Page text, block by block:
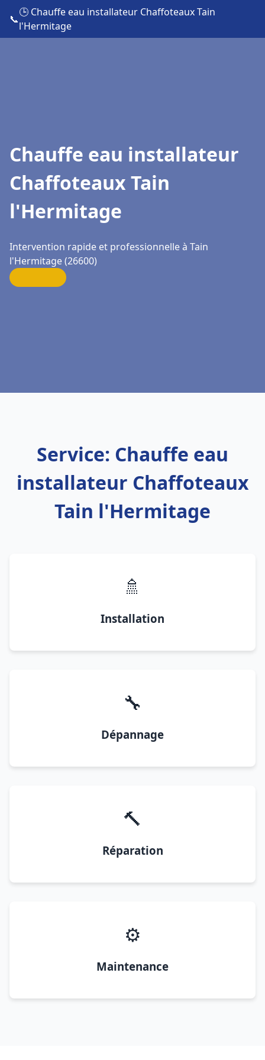
📞
🕒 Chauffe eau installateur Chaffoteaux Tain
l'Hermitage
Chauffe eau installateur
Chaffoteaux Tain
l'Hermitage
Intervention rapide et professionnelle à Tain
l'Hermitage (26600)
Service: Chauffe eau
installateur Chaffoteaux
Tain l'Hermitage
🚿
Installation
🔧
Dépannage
🔨
Réparation
⚙️
Maintenance